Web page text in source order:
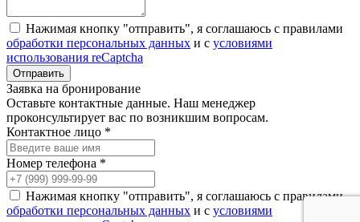
Нажимая кнопку "отправить", я соглашаюсь с правилами
обработки персональных данных и с условиями
использования reCaptcha
Заявка на бронирование
Оставьте контактные данные. Наш менеджер
проконсультирует вас по возникшим вопросам.
Контактное лицо *
Номер телефона *
Нажимая кнопку "отправить", я соглашаюсь с правилами
обработки персональных данных и с условиями